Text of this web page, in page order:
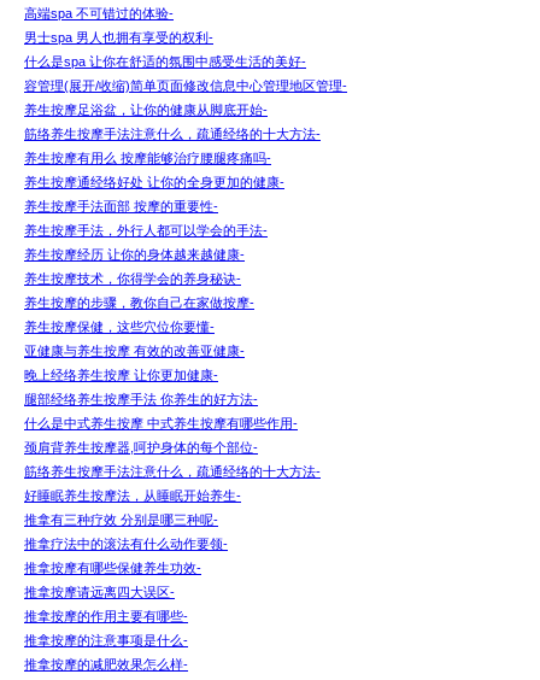
高端spa 不可错过的体验-
男士spa 男人也拥有享受的权利-
什么是spa 让你在舒适的氛围中感受生活的美好-
容管理(展开/收缩)简单页面修改信息中心管理地区管理-
养生按摩足浴盆，让你的健康从脚底开始-
筋络养生按摩手法注意什么，疏通经络的十大方法-
养生按摩有用么 按摩能够治疗腰腿疼痛吗-
养生按摩通经络好处 让你的全身更加的健康-
养生按摩手法面部 按摩的重要性-
养生按摩手法，外行人都可以学会的手法-
养生按摩经历 让你的身体越来越健康-
养生按摩技术，你得学会的养身秘诀-
养生按摩的步骤，教你自己在家做按摩-
养生按摩保健，这些穴位你要懂-
亚健康与养生按摩 有效的改善亚健康-
晚上经络养生按摩 让你更加健康-
腿部经络养生按摩手法 你养生的好方法-
什么是中式养生按摩 中式养生按摩有哪些作用-
颈肩背养生按摩器,呵护身体的每个部位-
筋络养生按摩手法注意什么，疏通经络的十大方法-
好睡眠养生按摩法，从睡眠开始养生-
推拿有三种疗效 分别是哪三种呢-
推拿疗法中的滚法有什么动作要领-
推拿按摩有哪些保健养生功效-
推拿按摩请远离四大误区-
推拿按摩的作用主要有哪些-
推拿按摩的注意事项是什么-
推拿按摩的减肥效果怎么样-